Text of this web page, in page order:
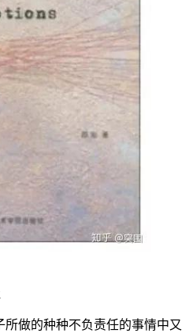
所做的种种不负责任的事情中又